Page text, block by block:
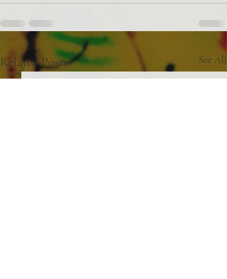
Related Posts See All